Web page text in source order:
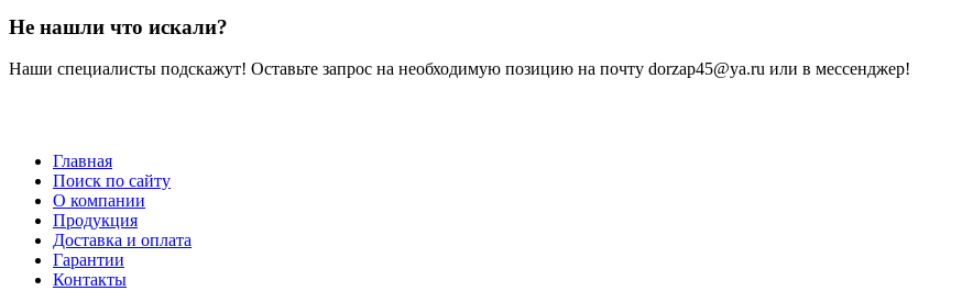
Не нашли что искали?
Наши специалисты подскажут! Оставьте запрос на необходимую позицию на почту dorzap45@ya.ru или в мессенджер!
Меню
подвале
Главная
Поиск по сайту
О компании
Продукция
Доставка и оплата
Гарантии
Контакты